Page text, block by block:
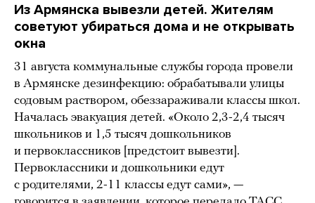
Из Армянска вывезли детей. Жителям
советуют убираться дома и не открывать
окна
31 августа коммунальные службы города провели
в Армянске дезинфекцию: обрабатывали улицы
содовым раствором, обеззараживали классы школ.
Началась эвакуация детей. «Около 2,3-2,4 тысяч
школьников и 1,5 тысяч дошкольников
и первоклассников [предстоит вывезти].
Первоклассники и дошкольники едут
с родителями, 2-11 классы едут сами», —